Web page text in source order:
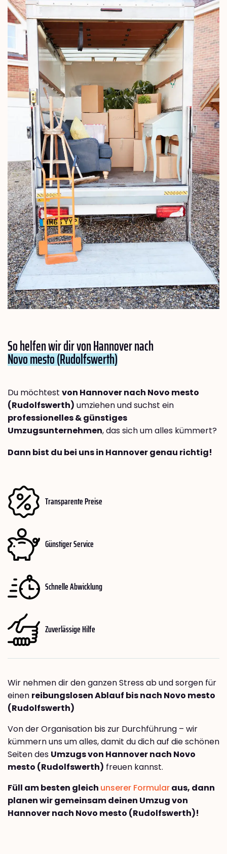
So helfen wir dir von Hannover nach
Novo mesto (Rudolfswerth)
Du möchtest von Hannover nach Novo mesto
(Rudolfswerth) umziehen und suchst ein
professionelles & günstiges
Umzugsunternehmen, das sich um alles kümmert?
Dann bist du bei uns in Hannover genau richtig!
Transparente Preise
Günstiger Service
Schnelle Abwicklung
Zuverlässige Hilfe
Wir nehmen dir den ganzen Stress ab und sorgen für
einen reibungslosen Ablauf bis nach Novo mesto
(Rudolfswerth)
Von der Organisation bis zur Durchführung – wir
kümmern uns um alles, damit du dich auf die schönen
Seiten des Umzugs von Hannover nach Novo
mesto (Rudolfswerth) freuen kannst.
Füll am besten gleich unserer Formularaus, dann
planen wir gemeinsam deinen Umzug von
Hannover nach Novo mesto (Rudolfswerth)!